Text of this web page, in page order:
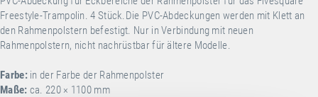
Freestyle-Trampolin. 4 Stück.Die PVC-Abdeckungen werden mit Klett an
den Rahmenpolstern befestigt. Nur in Verbindung mit neuen
Rahmenpolstern, nicht nachrüstbar für ältere Modelle.
Farbe: in der Farbe der Rahmenpolster
Maße: ca. 220 × 1100 mm